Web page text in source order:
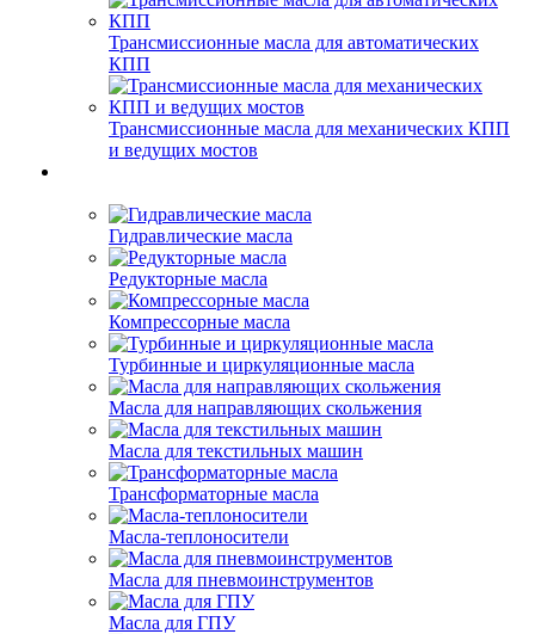
Трансмиссионные масла для автоматических
КПП
Трансмиссионные масла для механических КПП
и ведущих мостов
Гидравлические масла
Редукторные масла
Компрессорные масла
Турбинные и циркуляционные масла
Масла для направляющих скольжения
Масла для текстильных машин
Трансформаторные масла
Масла-теплоносители
Масла для пневмоинструментов
Масла для ГПУ